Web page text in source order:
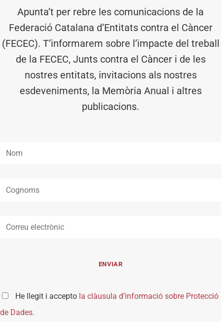
Apunta’t per rebre les comunicacions de la
Federació Catalana d’Entitats contra el Càncer
(FECEC). T’informarem sobre l’impacte del treball
de la FECEC, Junts contra el Càncer i de les
nostres entitats, invitacions als nostres
esdeveniments, la Memòria Anual i altres
publicacions.
He llegit i accepto la clàusula d’informació sobre Protecció
de Dades.